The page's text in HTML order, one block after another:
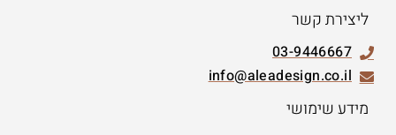
ליצירת קשר
03-9446667
info@aleadesign.co.il
מידע שימושי